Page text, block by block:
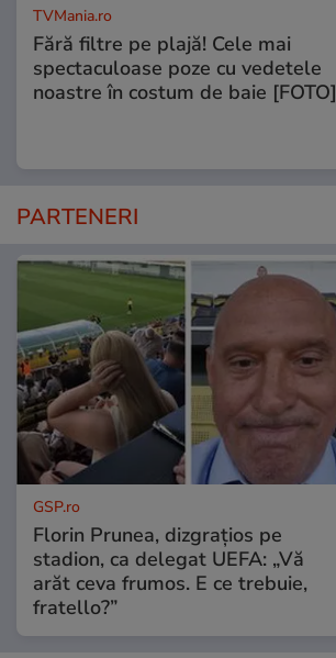
TVMania.ro
Fără filtre pe plajă! Cele mai
spectaculoase poze cu vedetele
noastre în costum de baie [FOTO]
PARTENERI
GSP.ro
Florin Prunea, dizgrațios pe
stadion, ca delegat UEFA: „Vă
arăt ceva frumos. E ce trebuie,
fratello?”